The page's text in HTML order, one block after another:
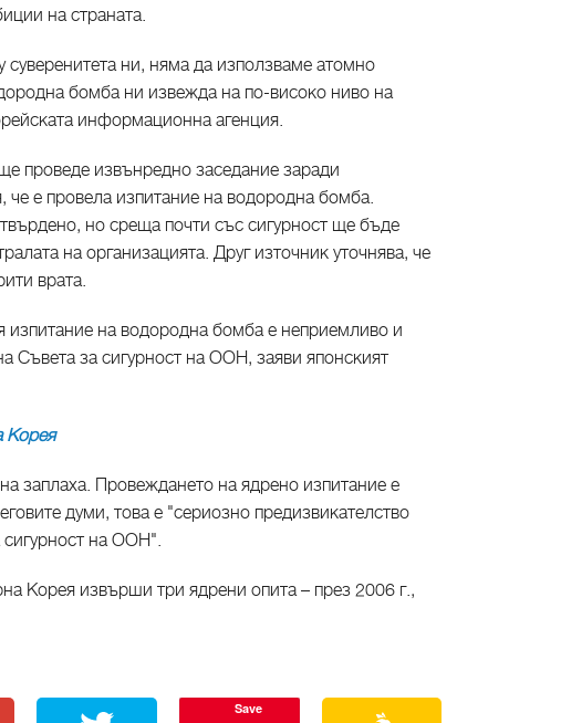
на страната.
суверенитета ни, няма да използваме атомно
бомба ни извежда на по-високо ниво на
информационна агенция.
проведе извънредно заседание заради
че е провела изпитание на водородна бомба.
но среща почти със сигурност ще бъде
на организацията. Друг източник уточнява, че
врата.
изпитание на водородна бомба е неприемливо и
Съвета за сигурност на ООН, заяви японският
Корея​
заплаха. Провеждането на ядрено изпитание е
думи, това е "сериозно предизвикателство
на ООН".
Корея извърши три ядрени опита – през 2006 г.,
Save